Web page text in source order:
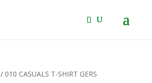
/ 010 CASUALS T-SHIRT GERS